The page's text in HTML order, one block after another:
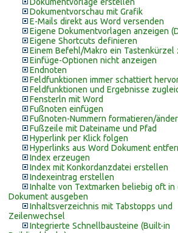
Dokumentvorschau mit Grafik
E-Mails direkt aus Word versenden
Eigene Dokumentvorlagen anzeigen
Eigene Shortcuts definieren
Einem Befehl/Makro ein Tastenkürzel
Einfüge-Optionen nicht anzeigen
Endnoten
Feldfunktionen immer schattiert
Feldfunktionen und Ergebnisse
Fensterln mit Word
Fußnoten einfügen
Fußnoten-Nummern formatieren/
Fußzeile mit Dateiname und Pfad
Hyperlink per Klick folgen
Hyperlinks aus Word Dokument
Index erzeugen
Index mit Konkordanzdatei erstellen
Indexeintrag erstellen
Inhalte von Textmarken beliebig oft in
Dokument ausgeben
Inhaltsverzeichnis mit Tabstopps und
Zeilenwechsel
Integrierte Schnellbausteine (Built-in